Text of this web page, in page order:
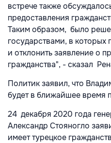
встрече также
предоставления
Таким образом, было
государствами, в
и отклонить заявление о
гражданства", - сказал
Политик заявил, что
будет в ближайшее время
24 декабря 2020 года
Александр Стояногло
имеет турецкое